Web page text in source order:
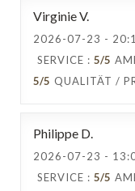
VirginieV
2026-07-23 -
SERVICE : 5/5
5/5 QUALITÄT /
Philippe D
2026-07-23 -
SERVICE : 5/5